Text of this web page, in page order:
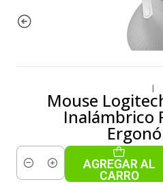
|
Mouse
Inalámbrico
Cantidad
AGREGAR AL
CARRO